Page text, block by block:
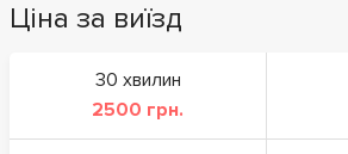
Ціна за виїзд
30 хвилин
2500 грн.